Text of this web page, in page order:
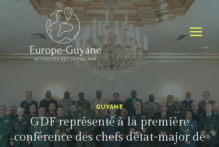
content
GUYANE
GDF représenté à la première
conférence des chefs d’état-major de